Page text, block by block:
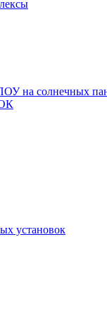
на солнечных
установок